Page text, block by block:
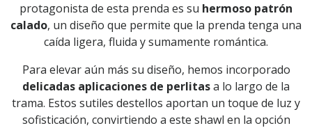
protagonista de esta prenda es su hermoso patrón
calado, un diseño que permite que la prenda tenga una
caída ligera, fluida y sumamente romántica.
Para elevar aún más su diseño, hemos incorporado
delicadas aplicaciones de perlitasa lo largo de la
trama. Estos sutiles destellos aportan un toque de luz y
sofisticación, convirtiendo a este shawl en la opción